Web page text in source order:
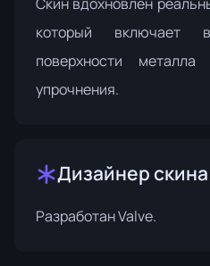
который включает
поверхности
упрочнения.
Дизайнер скина
РазработанValve.